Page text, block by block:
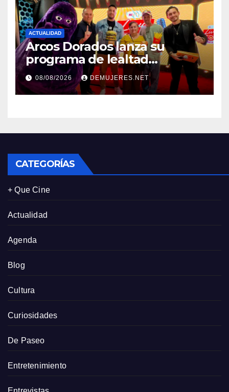
ACTUALIDAD
Arcos Dorados lanza su
programa de lealtad
‘MiMcDonald’s y reconoce a
tres de sus clientes más
leales de Panamá
08/08/2026 DEMUJERES.NET
CATEGORÍAS
+ Que Cine
Actualidad
Agenda
Blog
Cultura
Curiosidades
De Paseo
Entretenimiento